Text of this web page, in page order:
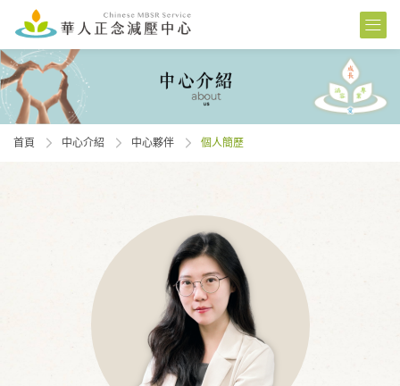
首頁 中心介紹 中心夥伴 個人簡歷